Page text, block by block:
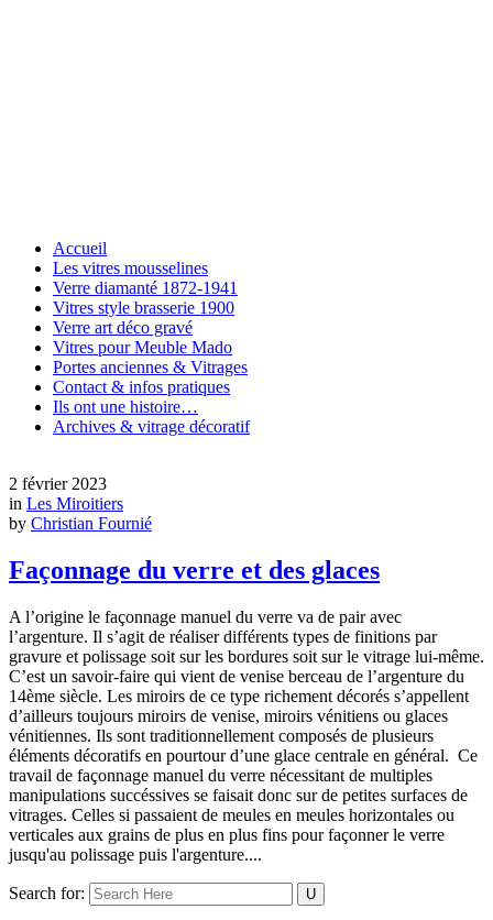
Accueil
Les vitres mousselines
Verre diamanté 1872-1941
Vitres style brasserie 1900
Verre art déco gravé
Vitres pour Meuble Mado
Portes anciennes & Vitrages
Contact & infos pratiques
Ils ont une histoire…
Archives & vitrage décoratif
2 février 2023
in Les Miroitiers
by Christian Fournié
Façonnage du verre et des glaces
A l’origine le façonnage manuel du verre va de pair avec
l’argenture. Il s’agit de réaliser différents types de finitions par
gravure et polissage soit sur les bordures soit sur le vitrage lui-même.
C’est un savoir-faire qui vient de venise berceau de l’argenture du
14ème siècle. Les miroirs de ce type richement décorés s’appellent
d’ailleurs toujours miroirs de venise, miroirs vénitiens ou glaces
vénitiennes. Ils sont traditionnellement composés de plusieurs
éléments décoratifs en pourtour d’une glace centrale en général. Ce
travail de façonnage manuel du verre nécessitant de multiples
manipulations succéssives se faisait donc sur de petites surfaces de
vitrages. Celles si passaient de meules en meules horizontales ou
verticales aux grains de plus en plus fins pour façonner le verre
jusqu'au polissage puis l'argenture....
Search for: